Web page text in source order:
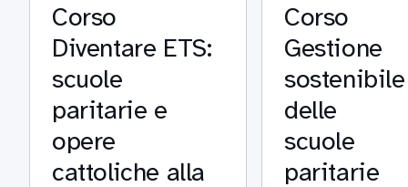
Corso
Diventare ETS:
scuole
paritarie e
opere
cattoliche alla
Corso
Gestione
sostenibile
delle
scuole
paritarie